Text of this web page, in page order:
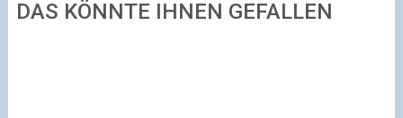
DAS KÖNNTE IHNEN GEFALLEN